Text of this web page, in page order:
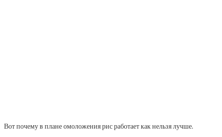
Вот почему в плане омоложения рис работает как нельзя лучше.